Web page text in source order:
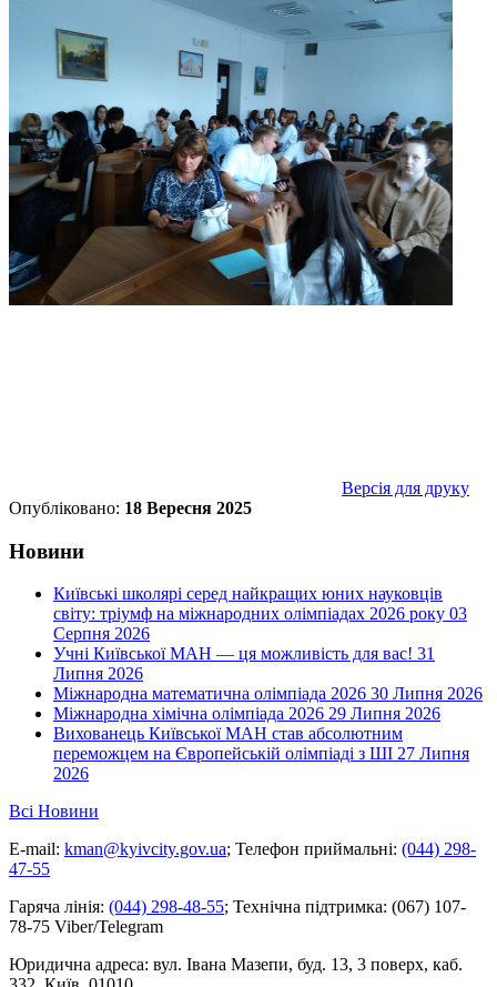
Версія для друку
Опубліковано: 18 Вересня 2025
Новини
Київські школярі серед найкращих юних науковців
світу: тріумф на міжнародних олімпіадах 2026 року 03
Серпня 2026
Учні Київської МАН — ця можливість для вас! 31
Липня 2026
Міжнародна математична олімпіада 2026 30 Липня 2026
Міжнародна хімічна олімпіада 2026 29 Липня 2026
Вихованець Київської МАН став абсолютним
переможцем на Європейській олімпіаді з ШІ 27 Липня
2026
Всі Новини
E-mail: kman@kyivcity.gov.ua; Телефон приймальні: (044) 298-
47-55
Гаряча лінія: (044) 298-48-55; Технічна підтримка: (067) 107-
78-75 Viber/Telegram
Юридична адреса: вул. Івана Мазепи, буд. 13, 3 поверх, каб.